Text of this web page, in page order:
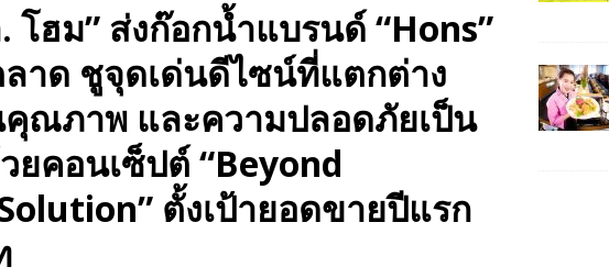
โฮม” ส่งก๊อกน้ำแบรนด์ “Hons”
าด ชูจุดเด่นดีไซน์ที่แตกต่าง
คุณภาพ และความปลอดภัยเป็น
ยคอนเซ็ปต์ “Beyond
ตั้งเป้ายอดขายปีแรก